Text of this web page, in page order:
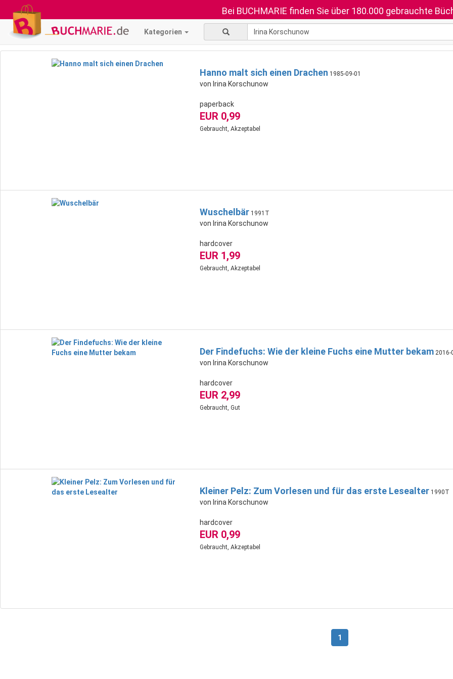
Bei BUCHMARIE finden Sie über 180.000 gebrauchte
Kategorien
Hanno malt sich einen Drachen 1985-09-01
von Irina Korschunow
paperback
EUR 0,99
Gebraucht, Akzeptabel
Wuschelbär 1991T
von Irina Korschunow
hardcover
EUR 1,99
Gebraucht, Akzeptabel
Der Findefuchs: Wie der kleine Fuchs eine Mutter bekam 2016-
von Irina Korschunow
hardcover
EUR 2,99
Gebraucht, Gut
Kleiner Pelz: Zum Vorlesen und für das erste Lesealter 1990T
von Irina Korschunow
hardcover
EUR 0,99
Gebraucht, Akzeptabel
1